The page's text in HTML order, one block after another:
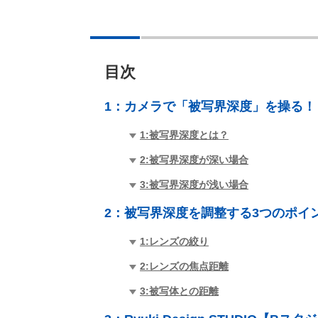
目次
1： カメラで「被写界深度」を操る！
1:被写界深度とは？
2:被写界深度が深い場合
3:被写界深度が浅い場合
2：被写界深度を調整する3つのポイ
1:レンズの絞り
2:レンズの焦点距離
3:被写体との距離